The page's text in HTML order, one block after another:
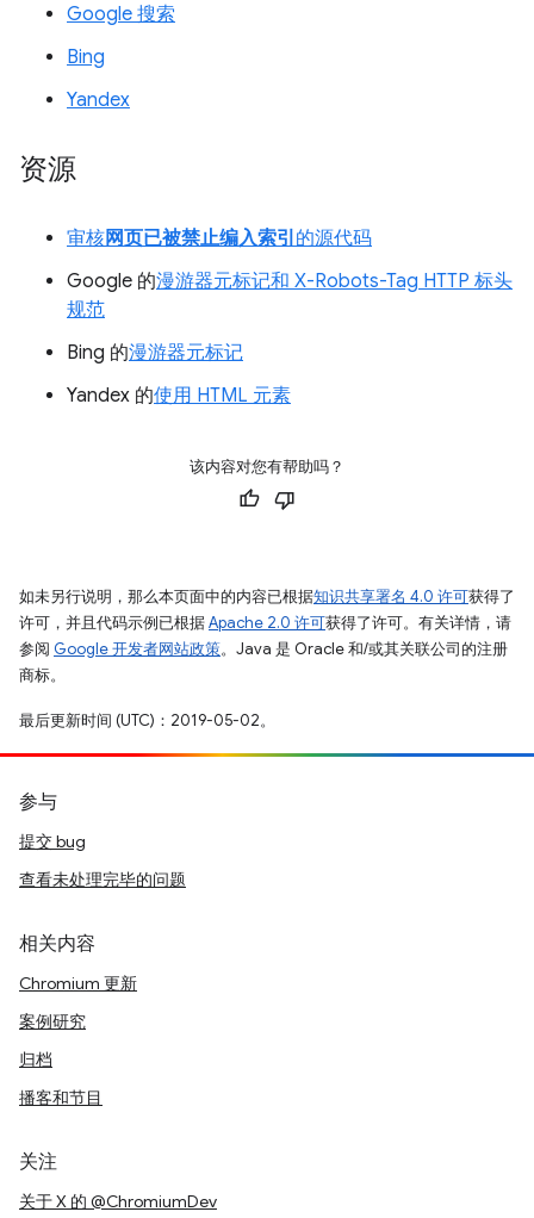
Google 搜索
Bing
Yandex
资源
审核网页已被禁止编入索引 的源代码
Google 的漫游器元标记和 X-Robots-Tag HTTP 标头
规范
Bing 的漫游器元标记
Yandex 的使用 HTML 元素
该内容对您有帮助吗？
如未另行说明，那么本页面中的内容已根据知识共享署名 4.0 许可获得了
许可，并且代码示例已根据Apache 2.0 许可获得了许可。有关详情，请
参阅 Google 开发者网站政策。Java 是 Oracle 和/或其关联公司的注册
商标。
最后更新时间 (UTC)：2019-05-02。
参与
提交 bug
查看未处理完毕的问题
相关内容
Chromium 更新
案例研究
归档
播客和节目
关注
关于 X 的 @ChromiumDev